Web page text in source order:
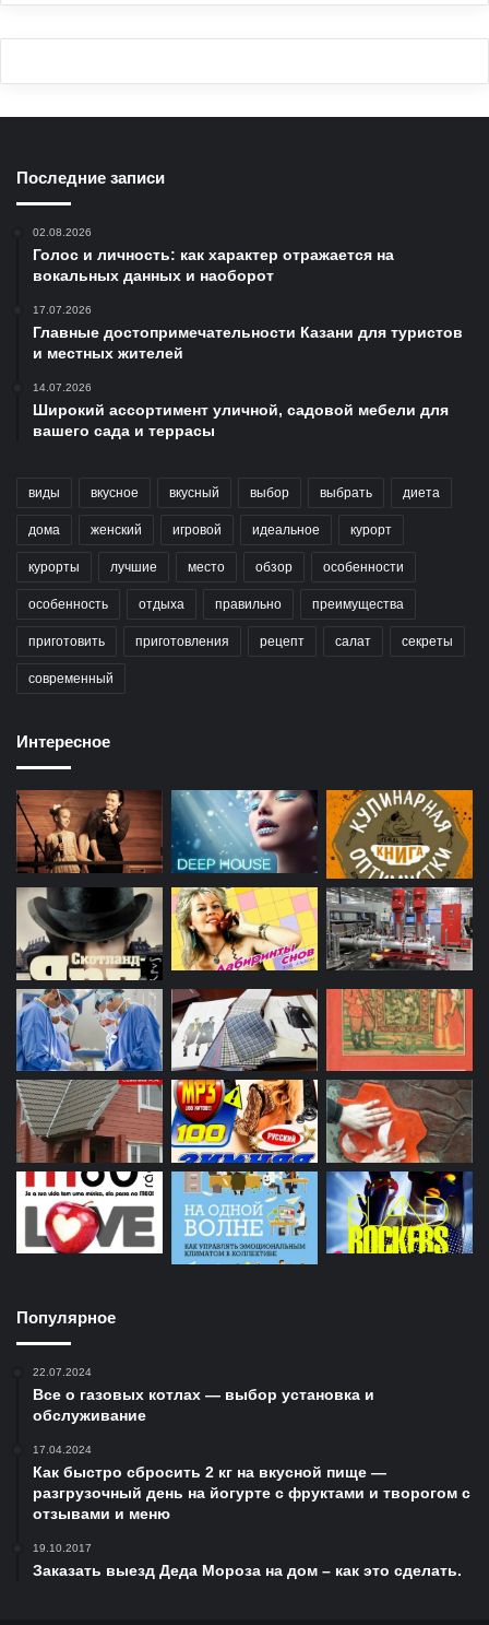
Последние записи
02.08.2026
Голос и личность: как характер отражается на
вокальных данных и наоборот
17.07.2026
Главные достопримечательности Казани для туристов
и местных жителей
14.07.2026
Широкий ассортимент уличной, садовой мебели для
вашего сада и террасы
виды вкусное вкусный выбор выбрать диета
дома женский игровой идеальное курорт
курорты лучшие место обзор особенности
особенность отдыха правильно преимущества
приготовить приготовления рецепт салат секреты
современный
Интересное
Популярное
22.07.2024
Все о газовых котлах — выбор установка и
обслуживание
17.04.2024
Как быстро сбросить 2 кг на вкусной пище —
разгрузочный день на йогурте с фруктами и творогом с
отзывами и меню
19.10.2017
Заказать выезд Деда Мороза на дом – как это сделать.